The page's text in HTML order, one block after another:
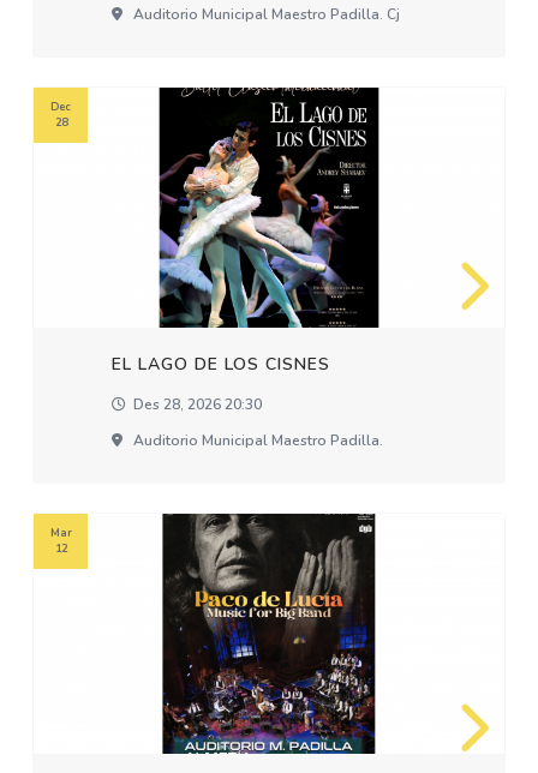
Auditorio Municipal Maestro Padilla. Cj
EL LAGO DE LOS CISNES
Des 28, 2026 20:30
Auditorio Municipal Maestro Padilla.
Dec
28
Mar
12